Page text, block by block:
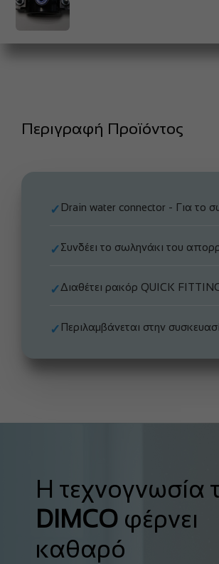
Περιγραφή Προϊόντος
✓ Drain water connector - Για το
✓Συνδέει το σωληνάκι του
✓Διαθέτει ρακόρ QUICK
✓ Περιλαμβάνεται στην
Η τεχνογνωσία
DIMCO φέρνει
καθαρό